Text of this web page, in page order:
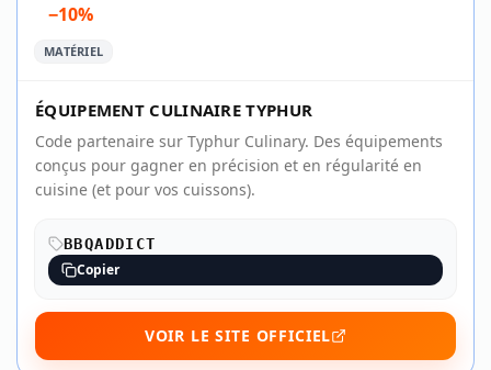
−10%
MATÉRIEL
ÉQUIPEMENT CULINAIRE TYPHUR
Code partenaire sur Typhur Culinary. Des équipements
conçus pour gagner en précision et en régularité en
cuisine (et pour vos cuissons).
BBQADDICT
Copier
VOIR LE SITE OFFICIEL